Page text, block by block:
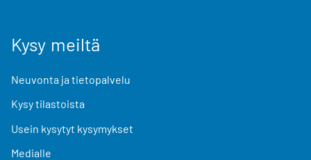
Kysy meiltä
Neuvonta ja tietopalvelu
Kysy tilastoista
Usein kysytyt kysymykset
Medialle